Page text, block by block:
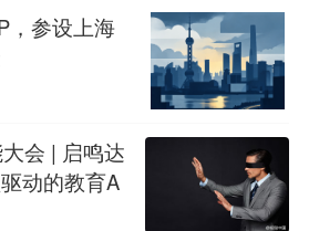
，参设上海
会 | 启鸣达
动的教育A